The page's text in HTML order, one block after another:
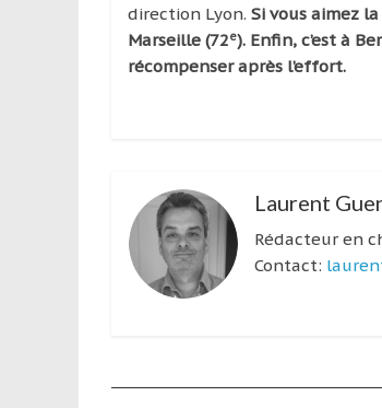
direction Lyon. Si vous aimez
Marseille (72e). Enfin, c’est à
récompenser après l’effort.
Laurent
Rédacteur en
Contact: